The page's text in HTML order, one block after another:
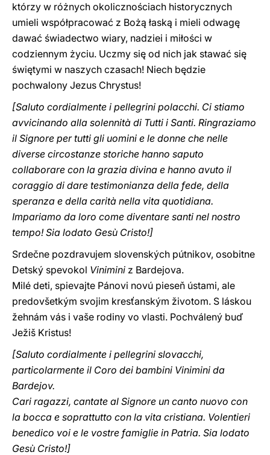
którzy w różnych okolicznościach historycznych
umieli współpracować z Bożą łaską i mieli odwagę
dawać świadectwo wiary, nadziei i miłości w
codziennym życiu. Uczmy się od nich jak stawać się
świętymi w naszych czasach! Niech będzie
pochwalony Jezus Chrystus!
[Saluto cordialmente i pellegrini polacchi. Ci stiamo
avvicinando alla solennità di Tutti i Santi. Ringraziamo
il Signore per tutti gli uomini e le donne che nelle
diverse circostanze storiche hanno saputo
collaborare con la grazia divina e hanno avuto il
coraggio di dare testimonianza della fede, della
speranza e della carità nella vita quotidiana.
Impariamo da loro come diventare santi nel nostro
tempo! Sia lodato Gesù Cristo!]
Srdečne pozdravujem slovenských pútnikov, osobitne
Detský spevokol Vinimini z Bardejova.
Milé deti, spievajte Pánovi novú pieseň ústami, ale
predovšetkým svojim kresťanským životom. S láskou
žehnám vás i vaše rodiny vo vlasti. Pochválený buď
Ježiš Kristus!
[Saluto cordialmente i pellegrini slovacchi,
particolarmente il Coro dei bambini Vinimini da
Bardejov.
Cari ragazzi, cantate al Signore un canto nuovo con
la bocca e soprattutto con la vita cristiana. Volentieri
benedico voi e le vostre famiglie in Patria. Sia lodato
Gesù Cristo!]